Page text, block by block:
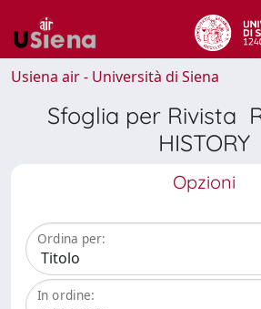
Usiena air - Università di Siena
Sfoglia per Rivista
HISTORY
Opzioni
Ordina per:
In ordine: